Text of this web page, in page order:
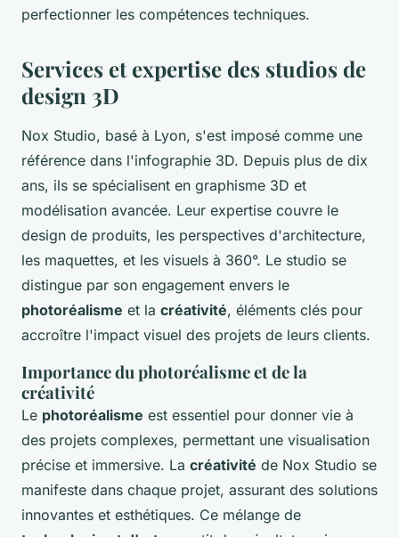
perfectionner les compétences techniques.
Services et expertise des studios de
design 3D
Nox Studio, basé à Lyon, s'est imposé comme une
référence dans l'infographie 3D. Depuis plus de dix
ans, ils se spécialisent en graphisme 3D et
modélisation avancée. Leur expertise couvre le
design de produits, les perspectives d'architecture,
les maquettes, et les visuels à 360°. Le studio se
distingue par son engagement envers le
photoréalisme et la créativité, éléments clés pour
accroître l'impact visuel des projets de leurs clients.
Importance du photoréalisme et de la
créativité
Le photoréalisme est essentiel pour donner vie à
des projets complexes, permettant une visualisation
précise et immersive. La créativité de Nox Studio se
manifeste dans chaque projet, assurant des solutions
innovantes et esthétiques. Ce mélange de